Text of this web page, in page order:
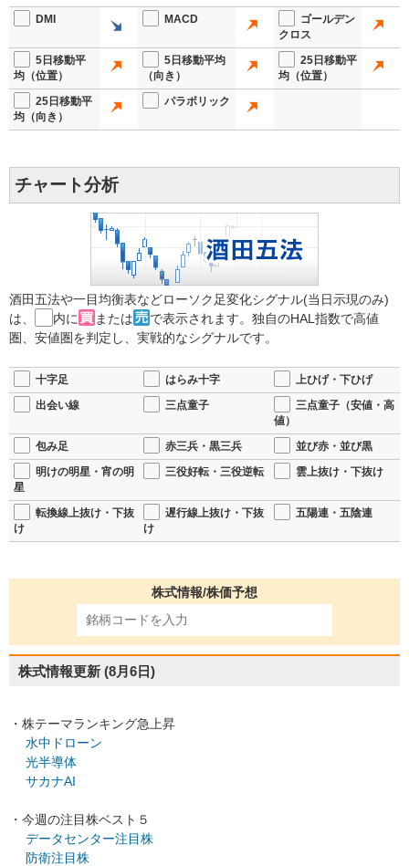
DMI MACD
ゴールデン
クロス
5日移動平
均（位置）
5日移動平均
（向き）
25日移動平
均（位置）
25日移動平
均（向き）
パラボリック
チャート分析
酒田五法や一目均衡表などローソク足変化シグナル(当日示現のみ)
は、
内に または
で表示されます。独自のHAL指数で高値
圏、安値圏を判定し、実戦的なシグナルです。
十字足 はらみ十字
上ひげ・下ひげ
出会い線
三点童子
三点童子（安値・高
値）
包み足
赤三兵・黒三兵
並び赤・並び黒
明けの明星・宵の明
星
三役好転・三役逆転 雲上抜け・下抜け
転換線上抜け・下抜
け
遅行線上抜け・下抜
け
五陽連・五陰連
株式情報/株価予想
株式情報更新 (8月6日)
・株テーマランキング急上昇
水中ドローン
光半導体
サカナAI
・今週の注目株ベスト５
データセンター注目株
防衛注目株